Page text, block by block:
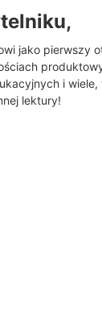
jako pierwszy
i wiele,
lektury!